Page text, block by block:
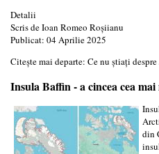
Detalii
Scris deIoan Romeo Roșiianu
Publicat: 04 Aprilie 2025
Citește mai departe: Ce nu știați
Insula Baffin - a cincea cea
din